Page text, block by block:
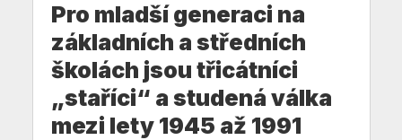
Pro mladší generaci na
základních a středních
školách jsou třicátníci
„staříci“ a studená válka
mezi lety 1945 až 1991